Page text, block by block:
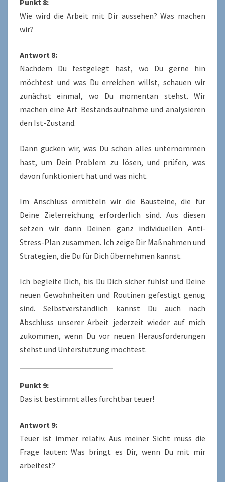
Punkt 8:
Wie wird die Arbeit mit Dir aussehen? Was machen
wir?
Antwort 8:
Nachdem Du festgelegt hast, wo Du gerne hin
möchtest und was Du erreichen willst, schauen wir
zunächst einmal, wo Du momentan stehst. Wir
machen eine Art Bestandsaufnahme und analysieren
den Ist-Zustand.
Dann gucken wir, was Du schon alles unternommen
hast, um Dein Problem zu lösen, und prüfen, was
davon funktioniert hat und was nicht.
Im Anschluss ermitteln wir die Bausteine, die für
Deine Zielerreichung erforderlich sind. Aus diesen
setzen wir dann Deinen ganz individuellen Anti-
Stress-Plan zusammen. Ich zeige Dir Maßnahmen und
Strategien, die Du für Dich übernehmen kannst.
Ich begleite Dich, bis Du Dich sicher fühlst und Deine
neuen Gewohnheiten und Routinen gefestigt genug
sind. Selbstverständlich kannst Du auch nach
Abschluss unserer Arbeit jederzeit wieder auf mich
zukommen, wenn Du vor neuen Herausforderungen
stehst und Unterstützung möchtest.
Punkt 9:
Das ist bestimmt alles furchtbar teuer!
Antwort 9:
Teuer ist immer relativ. Aus meiner Sicht muss die
Frage lauten: Was bringt es Dir, wenn Du mit mir
arbeitest?